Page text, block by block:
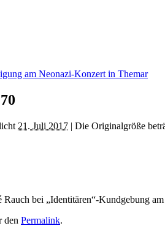
am Neonazi-Konzert in Themar
21. Juli 2017 | Die Originalgröße
bei „Identitären“-Kundgebung
den Permalink.